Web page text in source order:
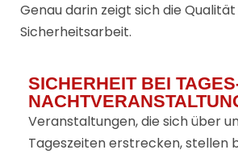
Genau darin zeigt sich die
Sicherheitsarbeit.
SICHERHEIT BEI
Veranstaltungen, die sich über
Tageszeiten erstrecken, stellen